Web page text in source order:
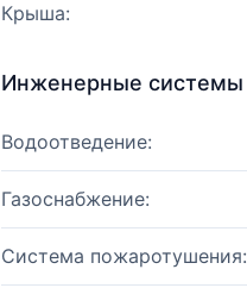
Крыша:
Инженерные системы
Водоотведение:
Газоснабжение:
Система пожаротушения: